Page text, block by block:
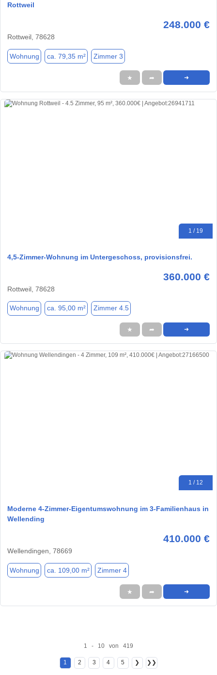
Rottweil
248.000 €
Rottweil, 78628
Wohnung ca. 79,35 m² Zimmer 3
★ ➦ ➜
1 / 19
4,5-Zimmer-Wohnung im Untergeschoss, provisionsfrei.
360.000 €
Rottweil, 78628
Wohnung ca. 95,00 m² Zimmer 4.5
★ ➦ ➜
1 / 12
Moderne 4-Zimmer-Eigentumswohnung im 3-Familienhaus in
Wellending
410.000 €
Wellendingen, 78669
Wohnung ca. 109,00 m² Zimmer 4
★ ➦ ➜
1 - 10 von 419
1 2 3 4 5 ❯ ❯❯